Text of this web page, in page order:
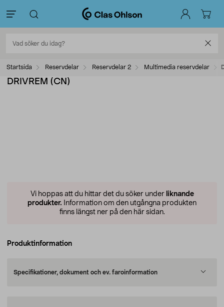
Startsida Reservdelar Reservdelar 2 Multimedia reservdelar
DRIVREM (CN)
Vi hoppas att du hittar det du söker under liknande
produkter. Information om den utgångna produkten
finns längst ner på den här sidan.
Produktinformation
Specifikationer, dokument och ev. faroinformation